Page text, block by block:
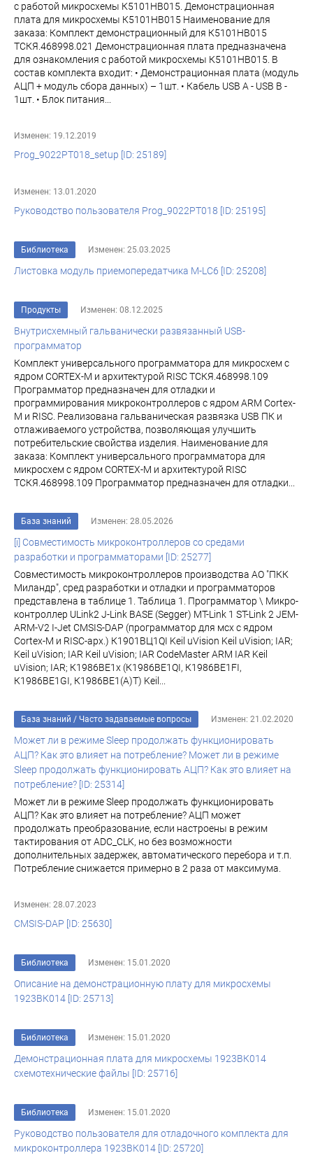
с работой микросхемы К5101НВ015. Демонстрационная
плата для микросхемы К5101НВ015 Наименование для
заказа: Комплект демонстрационный для К5101НВ015
ТСКЯ.468998.021 Демонстрационная плата предназначена
для ознакомления с работой микросхемы К5101НВ015. В
состав комплекта входит: • Демонстрационная плата (модуль
АЦП + модуль сбора данных) – 1шт. • Кабель USB A - USB B -
1шт. • Блок питания...
Изменен: 19.12.2019
Prog_9022PT018_setup [ID: 25189]
Изменен: 13.01.2020
Руководство пользователя Prog_9022PT018 [ID: 25195]
Библиотека Изменен: 25.03.2025
Листовка модуль приемопередатчика M-LC6 [ID: 25208]
Продукты Изменен: 08.12.2025
Внутрисхемный гальванически развязанный USB-
программатор
Комплект универсального программатора для микросхем с
ядром CORTEX-M и архитектурой RISC ТСКЯ.468998.109
Программатор предназначен для отладки и
программирования микроконтроллеров с ядром ARM Cortex-
M и RISC. Реализована гальваническая развязка USB ПК и
отлаживаемого устройства, позволяющая улучшить
потребительские свойства изделия. Наименование для
заказа: Комплект универсального программатора для
микросхем с ядром CORTEX-M и архитектурой RISC
ТСКЯ.468998.109 Программатор предназначен для отладки...
База знаний Изменен: 28.05.2026
[i] Совместимость микроконтроллеров со средами
разработки и программаторами [ID: 25277]
Совместимость микроконтроллеров производства АО "ПКК
Миландр", сред разработки и отладки и программаторов
представлена в таблице 1. Таблица 1. Программатор \ Микро-
контроллер ULink2 J-Link BASE (Segger) MT-Link 1 ST-Link 2 JEM-
ARM-V2 I-Jet CMSIS-DAP (программатор для мсх с ядром
Cortex-M и RISC-арх.) К1901ВЦ1QI Keil uVision Keil uVision; IAR;
Keil uVision; IAR Keil uVision; IAR CodeMaster ARM IAR Keil
uVision; IAR; К1986ВЕ1x (К1986ВЕ1QI, К1986ВЕ1FI,
К1986ВЕ1GI, К1986ВЕ1(A)T) Keil...
База знаний / Часто задаваемые вопросы Изменен: 21.02.2020
Может ли в режиме Sleep продолжать функционировать
АЦП? Как это влияет на потребление? Может ли в режиме
Sleep продолжать функционировать АЦП? Как это влияет на
потребление? [ID: 25314]
Может ли в режиме Sleep продолжать функционировать
АЦП? Как это влияет на потребление? АЦП может
продолжать преобразование, если настроены в режим
тактирования от ADC_CLK, но без возможности
дополнительных задержек, автоматического перебора и т.п.
Потребление снижается примерно в 2 раза от максимума.
Изменен: 28.07.2023
CMSIS-DAP [ID: 25630]
Библиотека Изменен: 15.01.2020
Описание на демонстрационную плату для микросхемы
1923ВК014 [ID: 25713]
Библиотека Изменен: 15.01.2020
Демонстрационная плата для микросхемы 1923ВК014
схемотехнические файлы [ID: 25716]
Библиотека Изменен: 15.01.2020
Руководство пользователя для отладочного комплекта для
микроконтроллера 1923ВК014 [ID: 25720]